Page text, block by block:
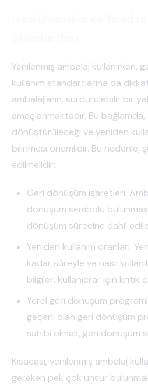
Yenilenmiş ambalaj kullanırken,
kullanım standartlarına da
ambalajların, sürdürülebilir bir
amaçlanmaktadır. Bu bağlamda,
dönüştürüleceği ve yeniden
bilinmesi önemlidir. Bu nedenle,
edilmelidir:
Geri dönüşüm işaretleri:
dönüşüm sembolü
dönüşüm sürecine dahil
Yeniden kullanım oranları:
kadar süreyle ve nasıl
bilgiler, kullanıcılar için kritik
Yerel geri dönüşüm
geçerli olan geri dönüşüm
sahibi olmak, geri dönüşüm
Kısacası, yenilenmiş ambalaj
gereken pek çok unsur